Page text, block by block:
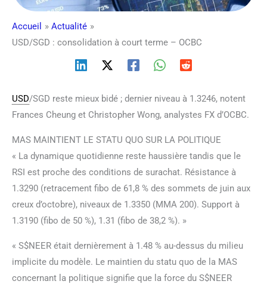
Accueil
Actualité
USD/SGD : consolidation à court terme – OCBC
USD/SGD reste mieux bidé ; dernier niveau à 1.3246, notent
Frances Cheung et Christopher Wong, analystes FX d’OCBC.
MAS MAINTIENT LE STATU QUO SUR LA POLITIQUE
« La dynamique quotidienne reste haussière tandis que le
RSI est proche des conditions de surachat. Résistance à
1.3290 (retracement fibo de 61,8 % des sommets de juin aux
creux d’octobre), niveaux de 1.3350 (MMA 200). Support à
1.3190 (fibo de 50 %), 1.31 (fibo de 38,2 %). »
« S$NEER était dernièrement à 1.48 % au-dessus du milieu
implicite du modèle. Le maintien du statu quo de la MAS
concernant la politique signifie que la force du S$NEER